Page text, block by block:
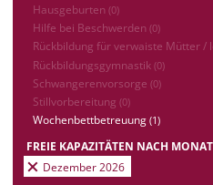
Hausgeburten (0)
Hilfe bei Beschwerden (0)
Rückbildung für verwaiste Mütter /
Rückbildungsgymnastik (0)
Schwangerenvorsorge (0)
Stillvorbereitung (0)
Wochenbettbetreuung (1)
FREIE KAPAZITÄTEN NACH
Dezember 2026